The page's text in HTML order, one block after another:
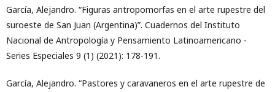
García, Alejandro. “Figuras antropomorfas en el arte rupestre del
suroeste de San Juan (Argentina)”. Cuadernos del Instituto
Nacional de Antropología y Pensamiento Latinoamericano -
Series Especiales 9 (1) (2021): 178-191.
García, Alejandro. “Pastores y caravaneros en el arte rupestre de